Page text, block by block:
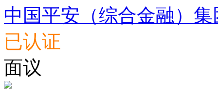
中国平安（综合金融）集
已认证
面议